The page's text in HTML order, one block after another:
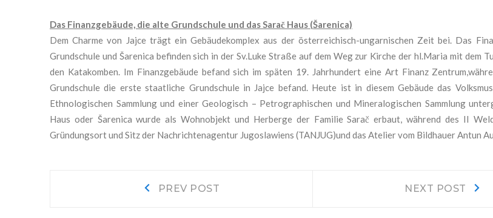
Das Finanzgebäude, die alte Grundschule und das Sarač Haus (Šarenica)
Dem Charme von Jajce trägt ein Gebäudekomplex aus der österreichisch-ungarnischen Zeit bei. Das
Grundschule und Šarenica befinden sich in der Sv.Luke Straße auf dem Weg zur Kirche der hl.Maria mit dem
den Katakomben. Im Finanzgebäude befand sich im späten 19. Jahrhundert eine Art Finanz
Grundschule die erste staatliche Grundschule in Jajce befand. Heute ist in diesem Gebäude das
Ethnologischen Sammlung und einer Geologisch – Petrographischen und Mineralogischen Sammlung
Haus oder Šarenica wurde als Wohnobjekt und Herberge der Familie Sarač erbaut, während des II
Gründungsort und Sitz der Nachrichtenagentur Jugoslawiens (TANJUG)und das Atelier vom Bildhauer Antun
Navigacija
PREV POST NEXT POST